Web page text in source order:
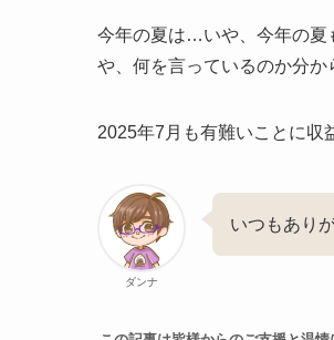
今年の夏は…いや、今年の夏
や、何を言っているのか分か
2025年7月も有難いことに収
ダンナ
いつもあり